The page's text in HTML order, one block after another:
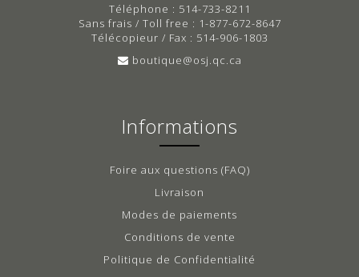
Téléphone : 514-733-8211
Sans frais / Toll free : 1-877-672-8647
Télécopieur / Fax : 514-906-1803
boutique@osj.qc.ca
Informations
Foire aux questions (FAQ)
Livraison
Modes de paiements
Conditions de vente
Politique de Confidentialité